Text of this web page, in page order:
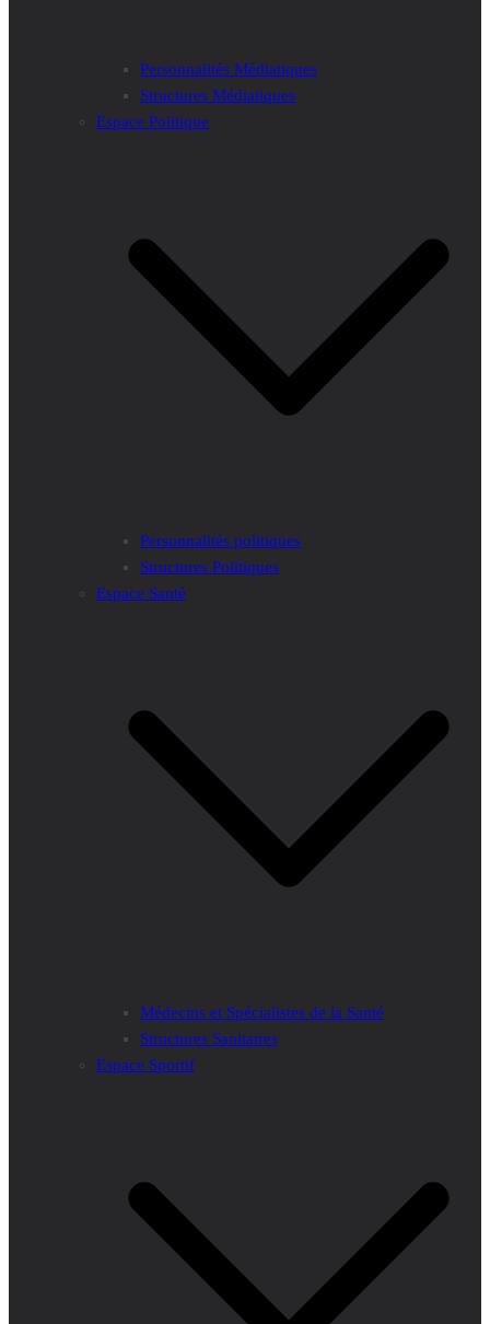
Personnalités Médiatiques
Structures Médiatiques
Espace Politique
Personnalités politiques
Structures Politiques
Espace Santé
Médecins et Spécialistes de la Santé
Structures Sanitaires
Espace Sportif